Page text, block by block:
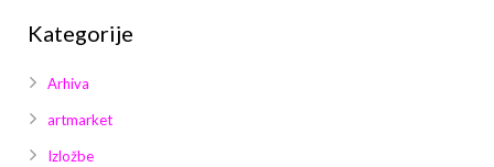
Kategorije
Arhiva
artmarket
Izložbe